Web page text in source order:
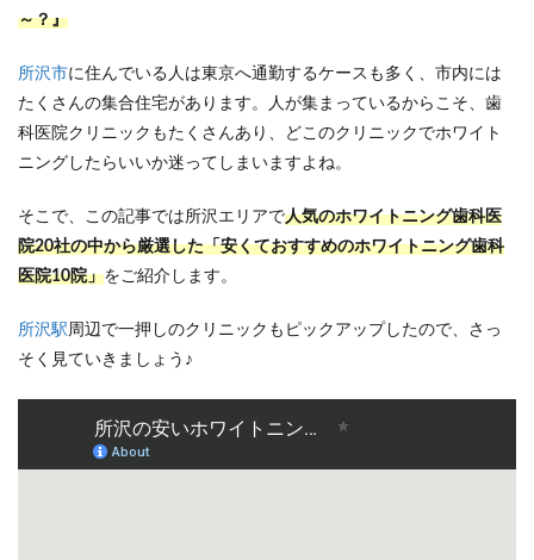
～？』
所沢市に住んでいる人は東京へ通勤するケースも多く、市内には
たくさんの集合住宅があります。人が集まっているからこそ、歯
科医院クリニックもたくさんあり、どこのクリニックでホワイト
ニングしたらいいか迷ってしまいますよね。
そこで、この記事では所沢エリアで人気のホワイトニング歯科医
院20社の中から厳選した「安くておすすめのホワイトニング歯科
医院10院」をご紹介します。
所沢駅周辺で一押しのクリニックもピックアップしたので、さっ
そく見ていきましょう♪